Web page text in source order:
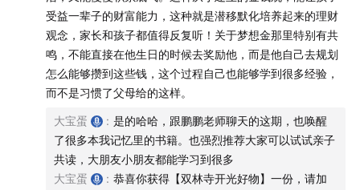
- 投资不是投机，是和公司一起成长，共担风险共享收益
- 不盲目追星式热爱，用阅读与调研建立理性认知
–28:10| 家庭财商第一课：管好压岁钱，比什么都重
- 压岁钱绝不没收，全权交给孩子，透明记账、亲自感谢
每次听完都觉得自己又充满电了！
受益一辈子的财富能力，这种就是潜移默化培养起来的理财
观念，家长和孩子都值得反复听！关于梦想金那里特别有共
鸣，不能直接在他生日的时候去奖励他，而是他自己去规划
怎么能够攒到这些钱，这个过程自己也能够学到很多经验，
而不是习惯了父母给的这样。
大宝蛋 : 是的哈哈，跟鹏鹏老师聊天的这期，也唤醒
了很多本我记忆里的书籍。也强烈推荐大家可以试试亲子
共读，大朋友小朋友都能学习到很多
大宝蛋
: 恭喜你获得【双林寺开光好物】一份，请加